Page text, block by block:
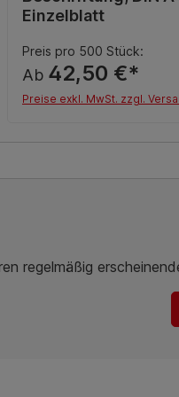
Einzelblatt
Preis pro 500 Stück:
Ab 42,50 €*
Preise exkl. MwSt. zzgl.
Details
regelmäßig